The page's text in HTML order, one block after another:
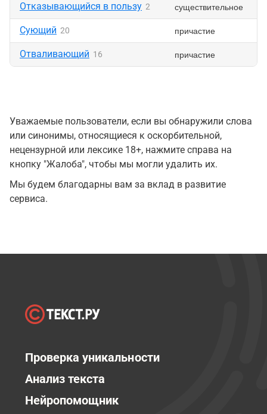
Отказывающийся в пользу 2 существительное
Сующий 20 причастие
Отваливающий 16 причастие
Уважаемые пользователи, если вы обнаружили слова
или синонимы, относящиеся к оскорбительной,
нецензурной или лексике 18+, нажмите справа на
кнопку "Жалоба", чтобы мы могли удалить их.
Мы будем благодарны вам за вклад в развитие
сервиса.
Проверка уникальности
Анализ текста
Нейропомощник